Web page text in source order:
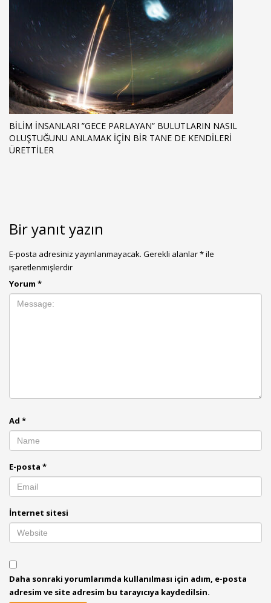
BILIM İNSANLARI ”GECE PARLAYAN” BULUTLARIN NASIL
OLUŞTUĞUNU ANLAMAK İÇIN BIR TANE DE KENDILERI
ÜRETTILER
Bir yanıt yazın
E-posta adresiniz yayınlanmayacak. Gerekli alanlar*ile
işaretlenmişlerdir
Yorum *
Ad *
E-posta *
İnternet sitesi
Daha sonraki yorumlarımda kullanılması için adım, e-posta
adresim ve site adresim bu tarayıcıya kaydedilsin.